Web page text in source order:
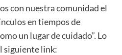
con nuestra comunidad el
en tiempos de
un lugar de cuidado”. Lo
siguiente link: